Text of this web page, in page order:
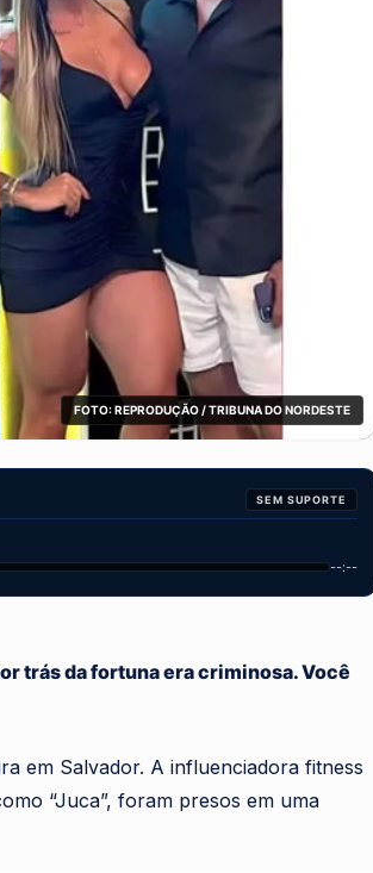
FOTO: REPRODUÇÃO / TRIBUNA DO NORDESTE
SEM SUPORTE
--:--
trás da fortuna era criminosa. Você
em Salvador. A influenciadora fitness
“Juca”, foram presos em uma